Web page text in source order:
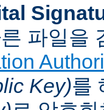
파일을
Key)를